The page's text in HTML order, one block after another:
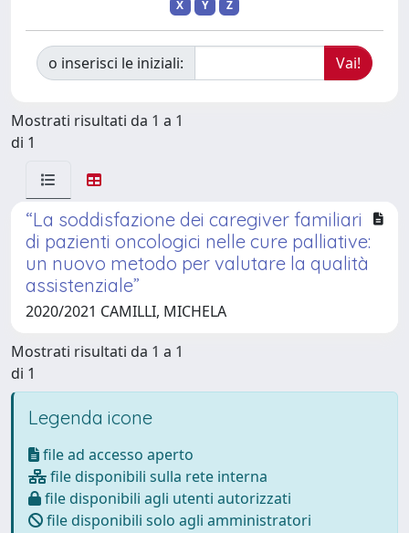
X
Y Z
o inserisci le iniziali:
Mostrati risultati da 1 a 1
di 1
“La soddisfazione dei caregiver familiari
di pazienti oncologici nelle cure palliative:
un nuovo metodo per valutare la qualità
assistenziale”
2020/2021 CAMILLI, MICHELA
Mostrati risultati da 1 a 1
di 1
Legenda icone
file ad accesso aperto
file disponibili sulla rete interna
file disponibili agli utenti autorizzati
file disponibili solo agli amministratori